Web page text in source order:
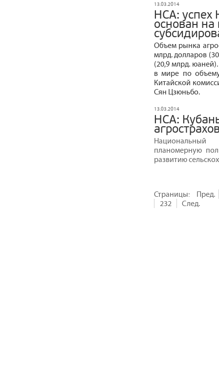
13.03.2014
НСА: успех
основан на
Объем рынка
млрд. долларов
(20,9 млрд.
в мире по
Китайской
Сян Цзюньбо.
13.03.2014
НСА:
Национальный
планомерную
развитию
Страницы:
Пред.
232
След.